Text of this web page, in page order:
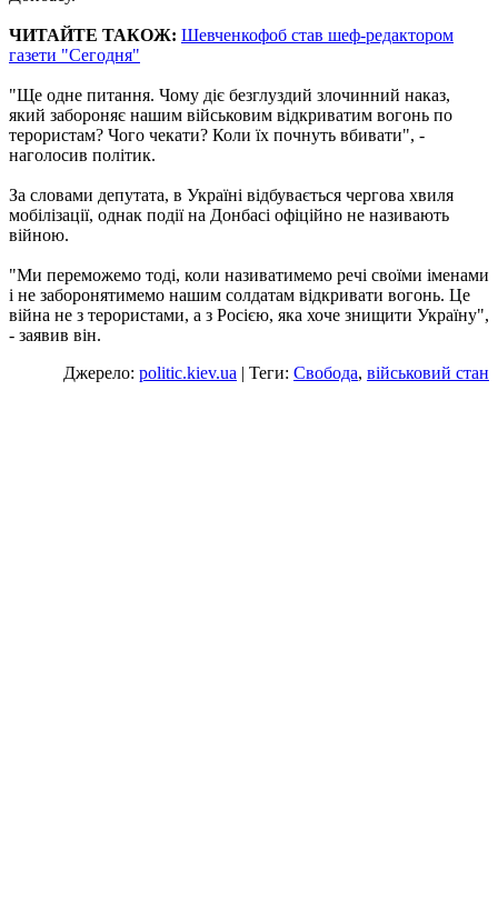
ЧИТАЙТЕ ТАКОЖ: Шевченкофоб став шеф-редактором
газети "Сегодня"
"Ще одне питання. Чому діє безглуздий злочинний наказ,
який забороняє нашим військовим відкриватим вогонь по
терористам? Чого чекати? Коли їх почнуть вбивати", -
наголосив політик.
За словами депутата, в Україні відбувається чергова хвиля
мобілізації, однак події на Донбасі офіційно не називають
війною.
"Ми переможемо тоді, коли називатимемо речі своїми іменами
і не заборонятимемо нашим солдатам відкривати вогонь. Це
війна не з терористами, а з Росією, яка хоче знищити Україну",
- заявив він.
Джерело: politic.kiev.ua | Теги: Свобода, військовий стан